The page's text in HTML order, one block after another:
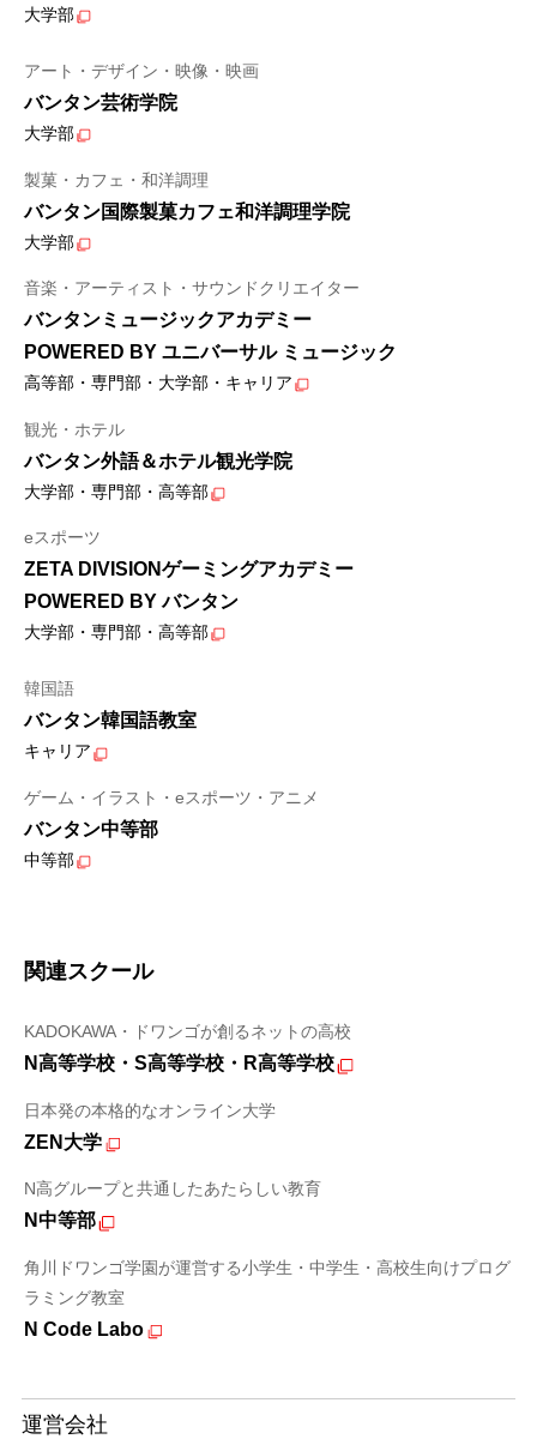
大学部
アート・デザイン・映像・映画
バンタン芸術学院
大学部
製菓・カフェ・和洋調理
バンタン国際製菓カフェ和洋調理学院
大学部
音楽・アーティスト・サウンドクリエイター
バンタンミュージックアカデミー
POWERED BY ユニバーサル ミュージック
高等部・専門部・大学部・キャリア
観光・ホテル
バンタン外語＆ホテル観光学院
大学部・専門部・高等部
eスポーツ
ZETA DIVISIONゲーミングアカデミー
POWERED BY バンタン
大学部・専門部・高等部
韓国語
バンタン韓国語教室
キャリア
ゲーム・イラスト・eスポーツ・アニメ
バンタン中等部
中等部
関連スクール
KADOKAWA・ドワンゴが創るネットの高校
N高等学校・S高等学校・R高等学校
日本発の本格的なオンライン大学
ZEN大学
N高グループと共通したあたらしい教育
N中等部
角川ドワンゴ学園が運営する小学生・中学生・高校生向けプログ
ラミング教室
N Code Labo
運営会社